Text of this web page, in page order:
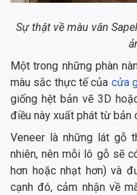
Sự thật về màu vân
Một trong những phàn
màu sắc thực tế của cửa
giống hệt bản vẽ 3D
điều này xuất phát từ bản
Veneer là những lát gỗ
nhiên, nên mỗi lô gỗ sẽ
hơn hoặc nhạt hơn) và
cạnh đó, cảm nhận về